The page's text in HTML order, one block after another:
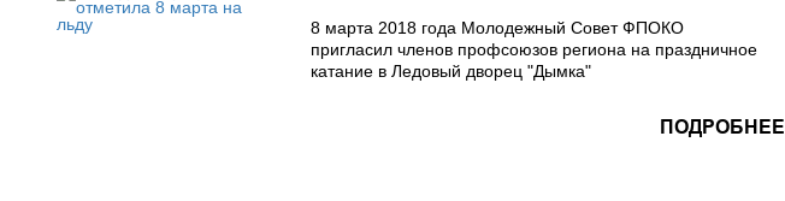
8 марта 2018 года Молодежный Совет ФПОКО
пригласил членов профсоюзов региона на праздничное
катание в Ледовый дворец "Дымка"
ПОДРОБНЕЕ